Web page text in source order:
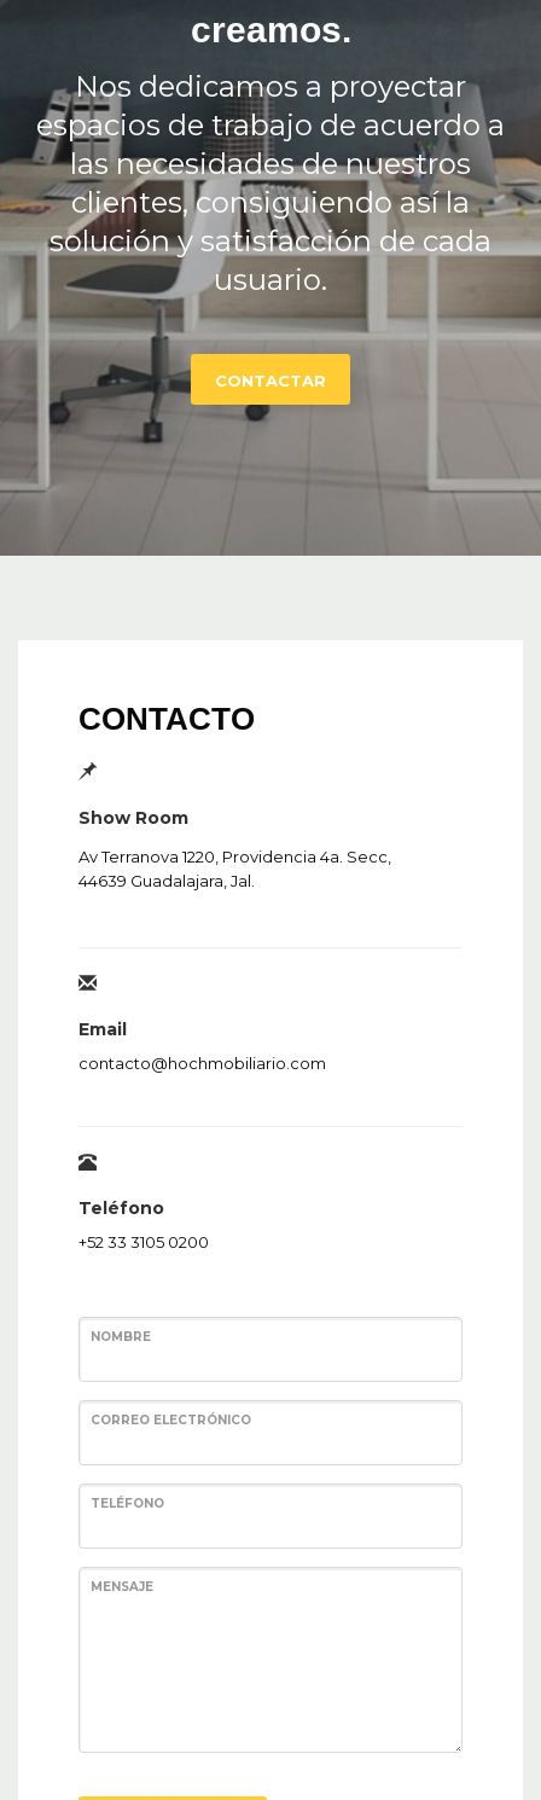
creamos.
Nos dedicamos a proyectar
espacios de trabajo de acuerdo a
las necesidades de nuestros
clientes, consiguiendo así la
solución y satisfacción de cada
usuario.
CONTACTAR
CONTACTO
Show Room
Av Terranova 1220, Providencia 4a. Secc,
44639 Guadalajara, Jal.
Email
contacto@hochmobiliario.com
Teléfono
+52 33 3105 0200
NOMBRE
CORREO ELECTRÓNICO
TELÉFONO
MENSAJE